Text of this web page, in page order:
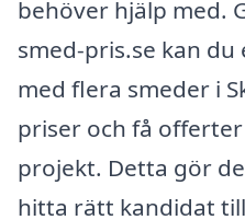
behöver hjälp med.
smed-pris.se kan
med flera smeder i
priser och få
projekt. Detta gör
hitta rätt kandidat